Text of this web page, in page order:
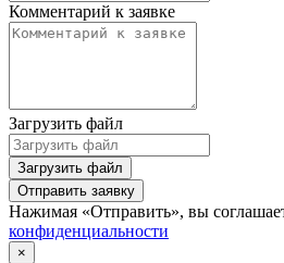
Комментарий к заявке
Загрузить файл
Загрузить файл
Отправить заявку
Нажимая «Отправить», вы
конфиденциальности
×